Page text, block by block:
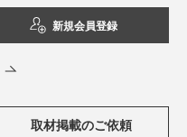
新規会員登録
取材掲載のご依頼